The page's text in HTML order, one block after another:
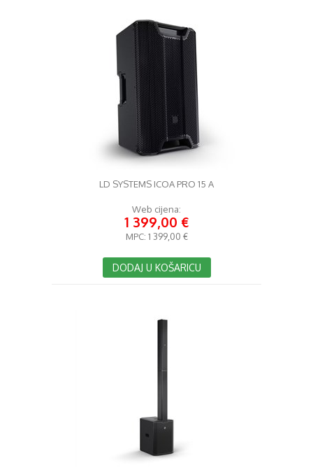
LD SYSTEMS ICOA PRO 15 A
Web cijena:
1 399,00 €
MPC: 1 399,00 €
DODAJ U KOŠARICU